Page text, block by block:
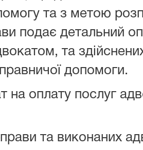
та з метою
подає детальний
та
допомоги.
на оплату послуг
та виконаних